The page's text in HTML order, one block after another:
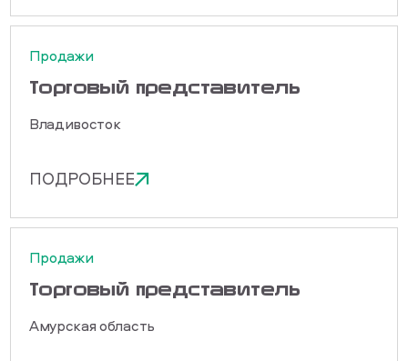
Продажи
Торговый представитель
Владивосток
ПОДРОБНЕЕ
Продажи
Торговый представитель
Амурская область